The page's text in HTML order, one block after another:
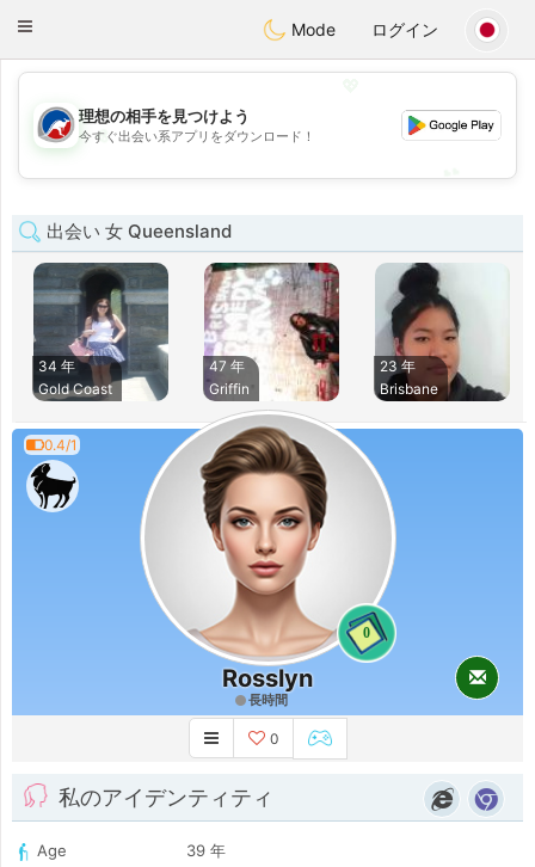
AustraliaChat
Toggle
Mode ログイン
💖
💕
理想の相手を見つけよう
今すぐ出会い系アプリをダウンロード！
出会い 女 Queensland
34 年
Gold Coast
47 年
Griffin
23 年
Brisbane
0.4/1
0
Rosslyn
長時間
0
私のアイデンティティ
Age
39 年